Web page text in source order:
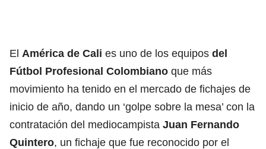
El América de Cali es uno de los equipos del
Fútbol Profesional Colombiano que más
movimiento ha tenido en el mercado de fichajes de
inicio de año, dando un ‘golpe sobre la mesa’ con la
contratación del mediocampista Juan Fernando
Quintero, un fichaje que fue reconocido por el